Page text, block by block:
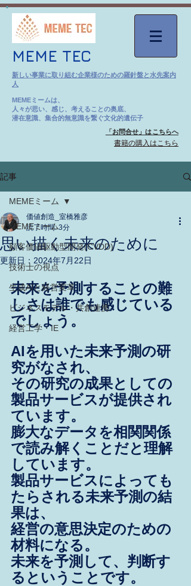
MEME TEC
新しい事業に取り組む企業様のための羅針盤と水先案内
人
MEMEミームは、
人々が思い、感じ、考えることの奥底、
潜在意識、集合的無意識を繋ぐ文化的遺伝子
「お問合せ」はこちらへ
​書籍の購入はこちら
記事
MEMEミーム
顧客価値駆動型開発(CVDD)
技術士の視点
生成AIと経営変革
ビジネスモデル・共創連携
経営工学・IE
MEMEミーム
思い描く未来のために
価値創造_室橋雅彦
読了時間: 3分
更新日： 2024年7月22日
未来を予測することの難
しさは誰でも感じている
でしょう。
AIを用いた未来予測の研
究がなされ、
その研究の成果としての
製品サービスが提供され
ています。
膨大なデータを相関関係
で読み解くことだと理解
しています。
製品サービスによっても
たらされる未来予測の結
果は、
経営の意思決定のための
材料になる。
未来を予測して、判断す
るということです。